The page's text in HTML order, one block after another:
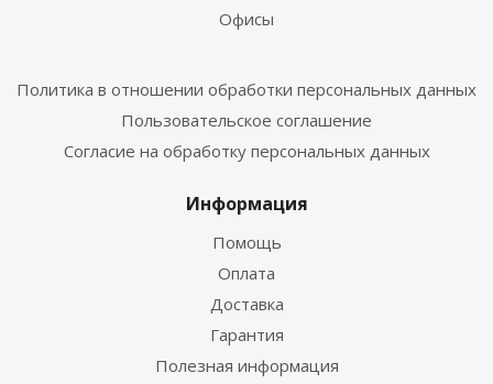
Офисы
Политика в отношении обработки персональных данных
Пользовательское соглашение
Согласие на обработку персональных данных
Информация
Помощь
Оплата
Доставка
Гарантия
Полезная информация